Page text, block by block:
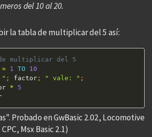
del 10 al 20.
la tabla de multiplicar del 5 así:
multiplicar del 5
= 1 TO
10
" ; factor ; " vale: " ;
*
5
Probado en GwBasic 2.02, Locomotive
Msx Basic 2.1)